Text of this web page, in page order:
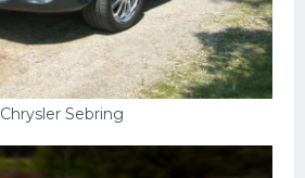
Chrysler Sebring